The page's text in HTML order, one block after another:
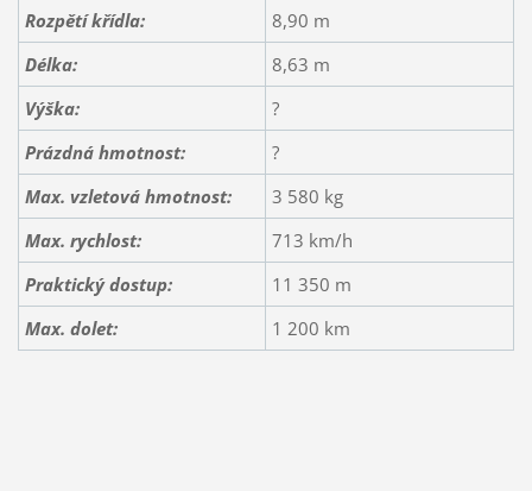
Rozpětí křídla:
8,90 m
Délka:
8,63 m
Výška:
?
Prázdná hmotnost:
?
Max. vzletová hmotnost:
3 580 kg
Max. rychlost:
713 km/h
Praktický dostup:
11 350 m
Max. dolet:
1 200 km